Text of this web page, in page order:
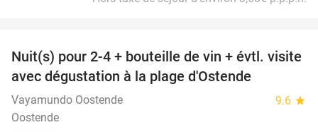
46%
Nuit(s) pour 2-4 + bouteille de vin + évtl. visite
avec dégustation à la plage d'Ostende
Vayamundo Oostende 9.6 star
Oostende